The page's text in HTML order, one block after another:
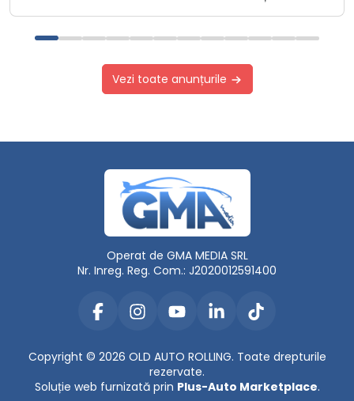
Vezi toate anunțurile
Operat de GMA MEDIA SRL
Nr. Inreg. Reg. Com.: J2020012591400
Copyright © 2026 OLD AUTO ROLLING. Toate drepturile
rezervate.
Soluție web furnizată prin Plus-Auto Marketplace.